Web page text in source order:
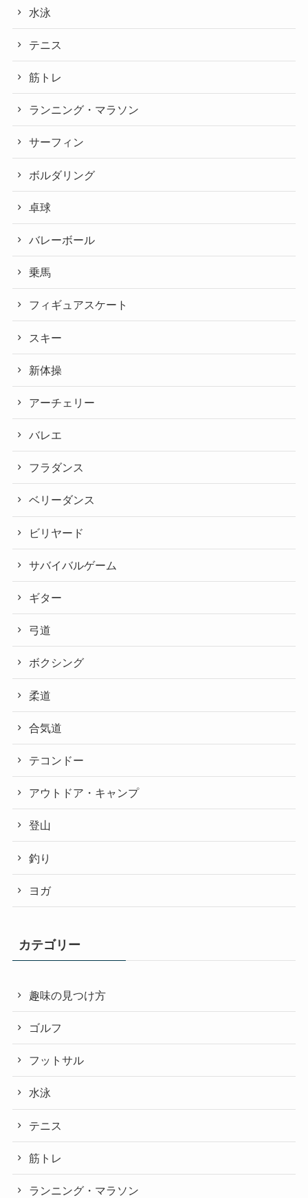
水泳
テニス
筋トレ
ランニング・マラソン
サーフィン
ボルダリング
卓球
バレーボール
乗馬
フィギュアスケート
スキー
新体操
アーチェリー
バレエ
フラダンス
ベリーダンス
ビリヤード
サバイバルゲーム
ギター
弓道
ボクシング
柔道
合気道
テコンドー
アウトドア・キャンプ
登山
釣り
ヨガ
カテゴリー
趣味の見つけ方
ゴルフ
フットサル
水泳
テニス
筋トレ
ランニング・マラソン